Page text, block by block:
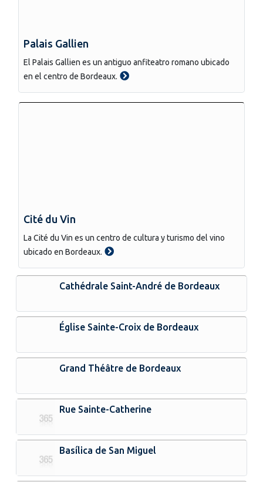
Palais Gallien
El Palais Gallien es un antiguo anfiteatro romano ubicado
en el centro de Bordeaux.
Cité du Vin
La Cité du Vin es un centro de cultura y turismo del vino
ubicado en Bordeaux.
Cathédrale Saint-André de Bordeaux
Église Sainte-Croix de Bordeaux
Grand Théâtre de Bordeaux
Rue Sainte-Catherine
Basílica de San Miguel